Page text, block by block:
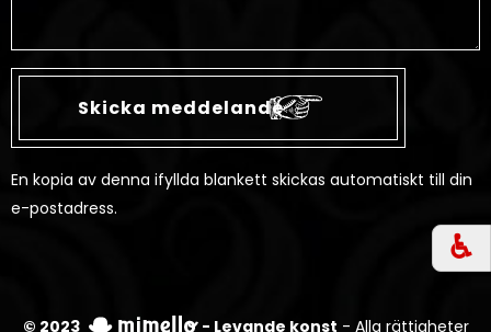
♿︎
En kopia av denna ifyllda blankett skickas automatiskt till din
e-postadress.
© 2023 - Levande konst - Alla rättigheter